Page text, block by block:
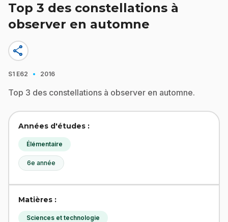
Top 3 des constellations à
observer en automne
share
S1 E62 · 2016
Top 3 des constellations à observer en automne.
Années d'études :
Élémentaire
6e année
Matières :
Sciences et technologie